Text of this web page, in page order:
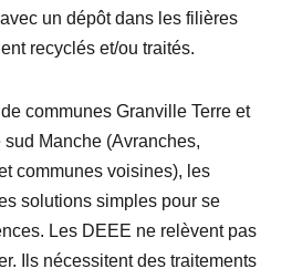
un dépôt dans les filières
recyclés et/ou traités.
communes Granville Terre et
Manche (Avranches,
communes voisines), les
solutions simples pour se
Les DEEE ne relèvent pas
Ils nécessitent des traitements